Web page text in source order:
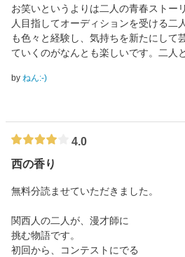
お笑いというよりは二人の青春ストー
人目指してオーディションを受ける二
も色々と経験し、気持ちを新たにして
ていくのがなんとも楽しいです。二人
by ねん:⁠-⁠)
4.0
西の香り
無料分読ませていただきました。
関西人の二人が、漫才師に
挑む物語です。
初回から、コンテストにでる